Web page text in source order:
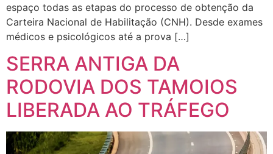
espaço todas as etapas do processo de obtenção da
Carteira Nacional de Habilitação (CNH). Desde exames
médicos e psicológicos até a prova […]
SERRA ANTIGA DA
RODOVIA DOS TAMOIOS
LIBERADA AO TRÁFEGO